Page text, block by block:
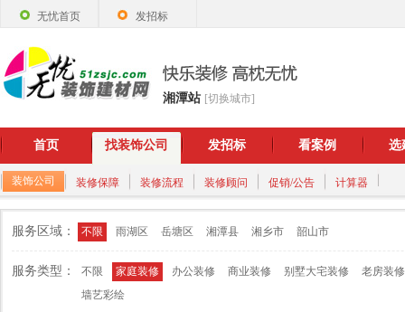
无忧首页 发招标
湘潭站 [切换城市]
首页 找装饰公司 发招标 看案例 选
装饰公司 装修保障 装修流程 装修顾问 促销/公告 计算器
服务区域： 不限 雨湖区 岳塘区 湘潭县 湘乡市 韶山市
服务类型： 不限 家庭装修 办公装修 商业装修 别墅大宅装修
老房装修
墙艺彩绘